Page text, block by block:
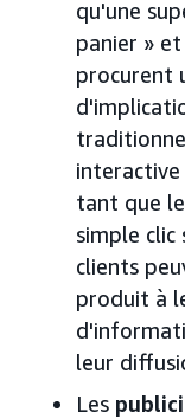
qu'une
panier »
procurent
tant que
simple clic
clients
produit à
leur
Les